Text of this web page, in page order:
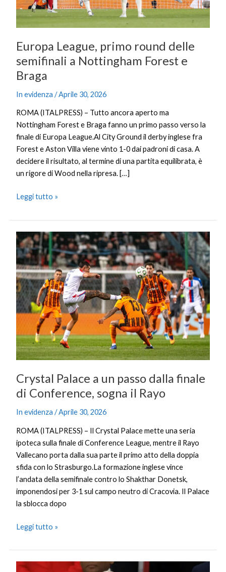
Europa League, primo round delle
semifinali a Nottingham Forest e
Braga
In evidenza /Aprile 30, 2026
ROMA (ITALPRESS) – Tutto ancora aperto ma
Nottingham Forest e Braga fanno un primo passo verso la
finale di Europa League.Al City Ground il derby inglese fra
Forest e Aston Villa viene vinto 1-0 dai padroni di casa. A
decidere il risultato, al termine di una partita equilibrata, è
un rigore di Wood nella ripresa. […]
Braga
Leggi tutto »
Crystal Palace a un passo dalla finale
di Conference, sogna il Rayo
In evidenza /Aprile 30, 2026
ROMA (ITALPRESS) – Il Crystal Palace mette una seria
ipoteca sulla finale di Conference League, mentre il Rayo
Vallecano porta dalla sua parte il primo atto della doppia
sfida con lo Strasburgo.La formazione inglese vince
l’andata della semifinale contro lo Shakthar Donetsk,
imponendosi per 3-1 sul campo neutro di Cracovia. Il Palace
la sblocca dopo
Crystal
Palace
a
un
passo
dalla
finale
Conference,
sogna
il
Leggi tutto »
Infantino